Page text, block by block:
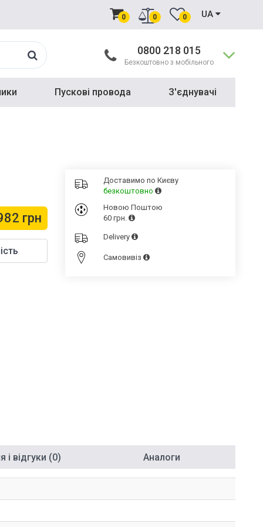
0 0 0 UA
0800 218 015
Безкоштовно з мобільного
Пускові провода З'єднувачі
грн
Доставимо по Києву
безкоштовно
Новою Поштою
60 грн.
Delivery
Cамовивіз
і відгуки (0) Аналоги